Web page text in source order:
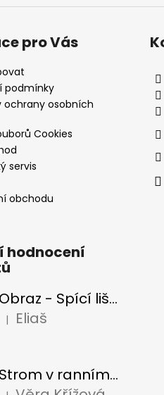
pro Vás
podmínky
ochrany osobních
Cookies
servis
obchodu
hodnocení
Obraz - Spící liška
Hodnocení produktu je 5 z 5
| Eliaš
Strom v ranním slunci